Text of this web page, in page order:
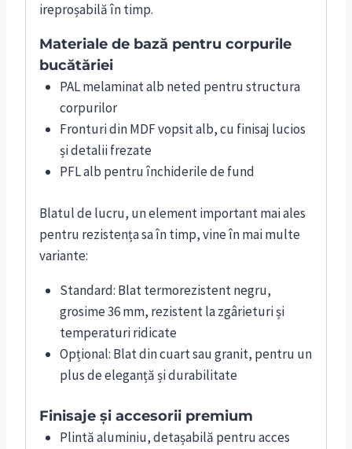
ireproșabilă în timp.
Materiale de bază pentru corpurile
bucătăriei
PAL melaminat alb neted pentru structura
corpurilor
Fronturi din MDF vopsit alb, cu finisaj lucios
și detalii frezate
PFL alb pentru închiderile de fund
Blatul de lucru, un element important mai ales
pentru rezistența sa în timp, vine în mai multe
variante:
Standard: Blat termorezistent negru,
grosime 36 mm, rezistent la zgârieturi și
temperaturi ridicate
Opțional: Blat din cuart sau granit, pentru un
plus de eleganță și durabilitate
Finisaje și accesorii premium
Plintă aluminiu, detașabilă pentru acces